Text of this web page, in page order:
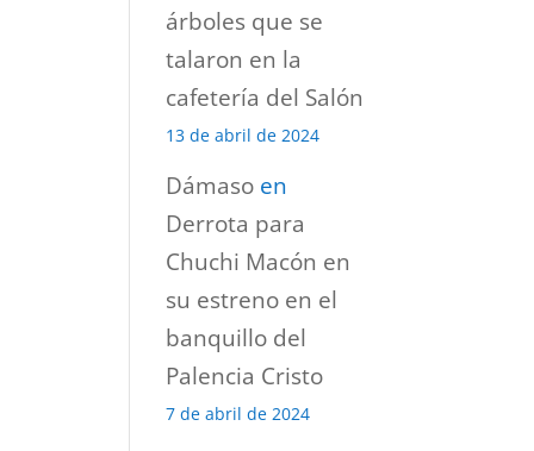
árboles que se
talaron en la
cafetería del Salón
13 de abril de 2024
Dámaso en
Derrota para
Chuchi Macón en
su estreno en el
banquillo del
Palencia Cristo
7 de abril de 2024